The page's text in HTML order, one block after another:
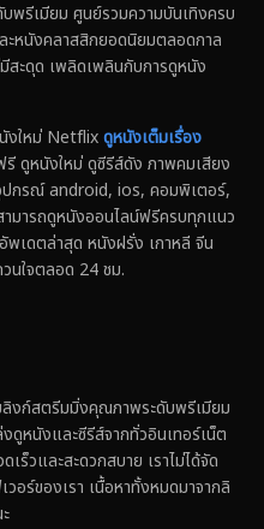
รีเมียม ศูนย์รวมความบันเทิงครบ
ะหนังคลาสสิกยอดนิยมตลอดกาล
สะดุด เพลิดเพลินกับการดูหนัง
งใหม่ Netflixดูหนังเต็มเรื่อง
ดูหนังใหม่ ดูซีรีส์ดัง ภาพคมเสียง
ปกรณ์ android, ios, คอมพิเตอร์,
มารถดูหนังออนไลน์ฟรีครบทุกแนว
พเดตล่าสุด หนังฝรั่ง เกาหลี จีน
นใจตลอด 24 ชม.
งก์สตรีมมิ่งคุณภาพระดับพรีเมียม
หนังและซีรีส์จากทั่วอินเทอร์เน็ต
ร็วและสะดวกสบาย เราไม่ได้จัด
วอร์ของเรา เนื้อหาทั้งหมดมาจากลิ